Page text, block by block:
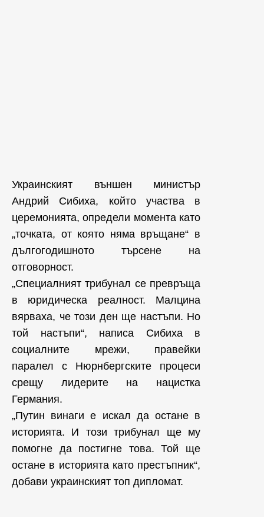
Украинският външен министър
Андрий Сибиха, който участва в
церемонията, определи момента като
„точката, от която няма връщане“ в
дългогодишното търсене на
отговорност.
„Специалният трибунал се превръща
в юридическа реалност. Малцина
вярваха, че този ден ще настъпи. Но
той настъпи“, написа Сибиха в
социалните мрежи, правейки
паралел с Нюрнбергските процеси
срещу лидерите на нацистка
Германия.
„Путин винаги е искал да остане в
историята. И този трибунал ще му
помогне да постигне това. Той ще
остане в историята като престъпник“,
добави украинският топ дипломат.